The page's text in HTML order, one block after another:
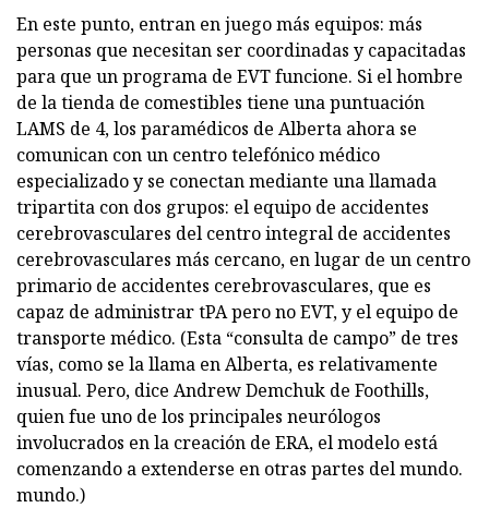
En este punto, entran en juego más equipos: más
personas que necesitan ser coordinadas y capacitadas
para que un programa de EVT funcione. Si el hombre
de la tienda de comestibles tiene una puntuación
LAMS de 4, los paramédicos de Alberta ahora se
comunican con un centro telefónico médico
especializado y se conectan mediante una llamada
tripartita con dos grupos: el equipo de accidentes
cerebrovasculares del centro integral de accidentes
cerebrovasculares más cercano, en lugar de un centro
primario de accidentes cerebrovasculares, que es
capaz de administrar tPA pero no EVT, y el equipo de
transporte médico. (Esta “consulta de campo” de tres
vías, como se la llama en Alberta, es relativamente
inusual. Pero, dice Andrew Demchuk de Foothills,
quien fue uno de los principales neurólogos
involucrados en la creación de ERA, el modelo está
comenzando a extenderse en otras partes del mundo.
mundo.)